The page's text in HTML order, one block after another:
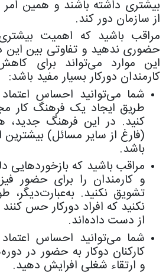
بیشتری داشته باشند و همین
از سازمان دور کند.
مراقب باشید که اهمیت
حضوری ندهید و تفاوتی بین این
این موارد می‌تواند برای
کارمندان دورکار بسیار مفید باشد:
شما می‌توانید احساس اعتماد
طریق ایجاد یک فرهنگ کار
کنید. در این فرهنگ جدید،
(فارغ از سایر مسائل) بیشترین
باشد.
مراقب باشید که بازخوردهایی
و کارمندان را برای حضور
تشویق نکنید.
نکنید که افراد دورکار حس‌
از دست داده‌اند.
شما می‌توانید احساس
کارکنان دوکار به حضور در
و ارتقاء شغلی افرایش دهید.